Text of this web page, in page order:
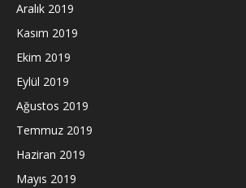
Aralık 2019
Kasım 2019
Ekim 2019
Eylül 2019
Ağustos 2019
Temmuz 2019
Haziran 2019
Mayıs 2019